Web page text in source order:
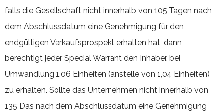
falls die Gesellschaft nicht innerhalb von 105 Tagen nach
dem Abschlussdatum eine Genehmigung für den
endgültigen Verkaufsprospekt erhalten hat, dann
berechtigt jeder Special Warrant den Inhaber, bei
Umwandlung 1,06 Einheiten (anstelle von 1,04 Einheiten)
zu erhalten. Sollte das Unternehmen nicht innerhalb von
135 Das nach dem Abschlussdatum eine Genehmigung